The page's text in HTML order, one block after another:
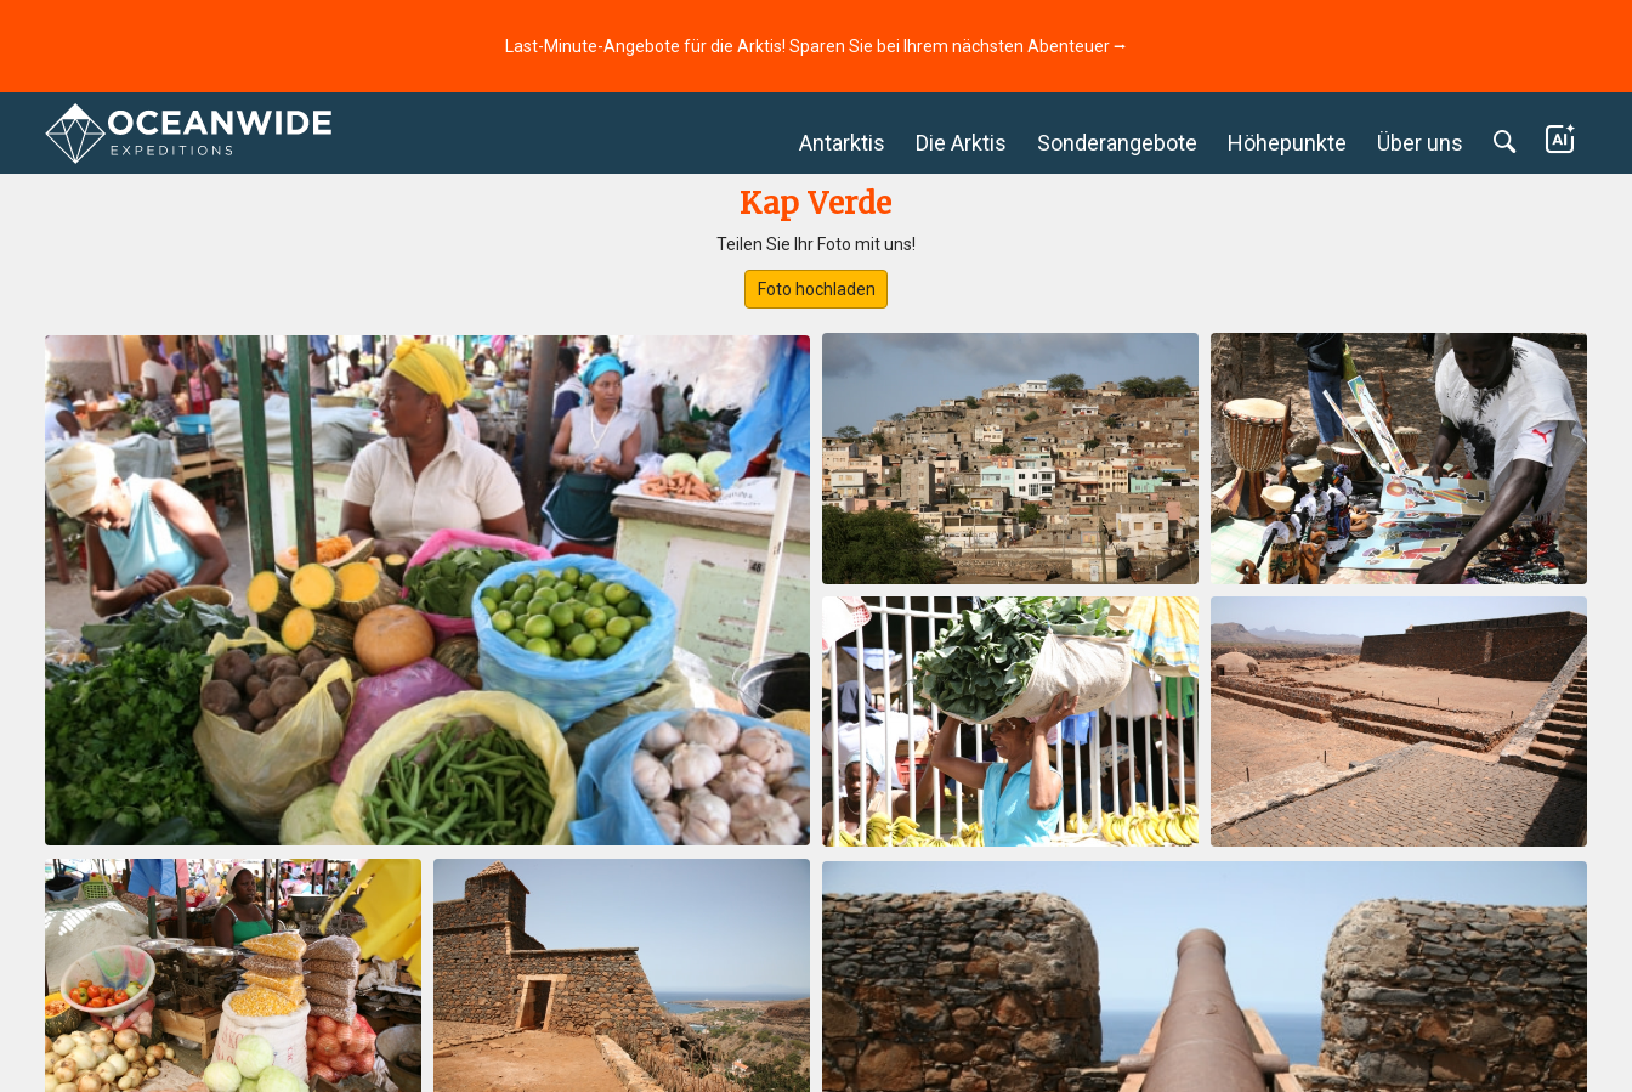
Last-Minute-Angebote für die Arktis! Sparen Sie bei Ihrem nächsten Abenteuer ⭢
Antarktis Die Arktis Sonderangebote Höhepunkte Über uns
Startseite Fotogallerie
Kap Verde
Teilen Sie Ihr Foto mit uns!
Foto hochladen